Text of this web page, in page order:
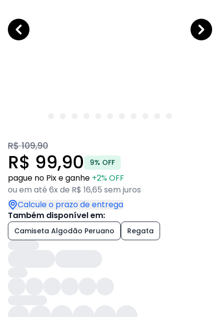
R$ 109,90
R$ 99,90 9% OFF
pague no Pix e ganhe +2% OFF
ou em até 6x de R$ 16,65 sem juros
Calcule o prazo de entrega
Também disponível em:
Camiseta Algodão Peruano Regata